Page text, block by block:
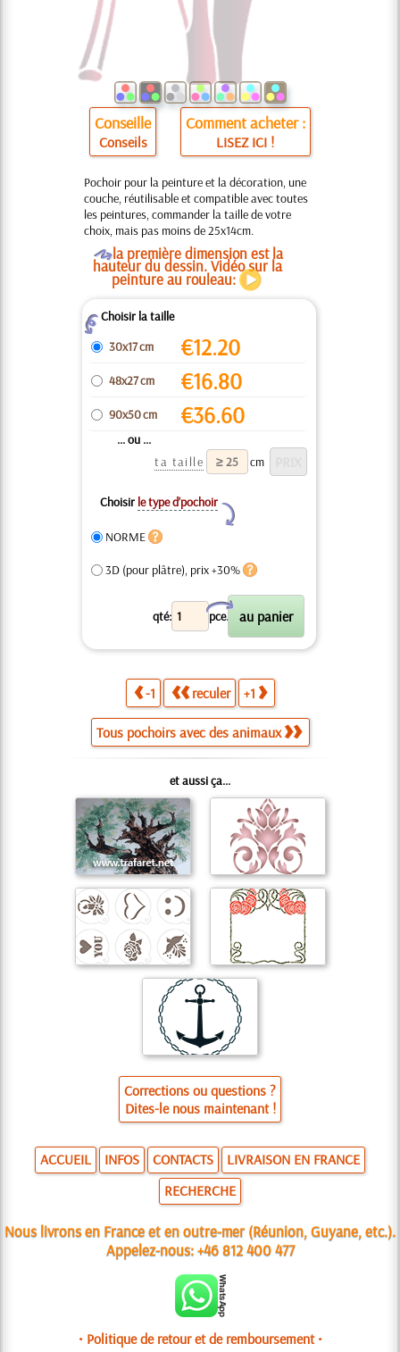
Conseille
Conseils
Comment acheter :
LISEZ ICI !
Pochoir pour la peinture et la décoration, une
couche, réutilisable et compatible avec toutes
les peintures, commander la taille de votre
choix, mais pas moins de 25x14cm.
Ola première dimension est la
hauteur du dessin. Vidéo sur la
peinture au rouleau:
ZChoisir la taille
30x17 cm
€12.20
48x27 cm €16.80
90x50 cm €36.60
... ou ...
ta taille
cm
Choisir le type d’pochoir
Y
NORME
3D (pour plâtre), prix +30%
qté: pce.
X
-1 reculer +1
Tous pochoirs avec des animaux
et aussi ça...
Corrections ou questions ?
Dites-le nous maintenant !
ACCUEIL INFOS CONTACTS
LIVRAISON EN FRANCE
RECHERCHE
Nous livrons en France et en outre-mer (Réunion, Guyane, etc.).
Appelez-nous:+46 812 400 477
• Politique de retour et de remboursement •